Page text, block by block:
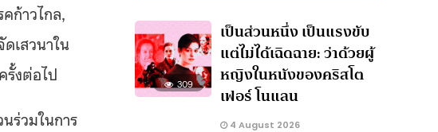
ก้าวไกล,
เสวนาใน
รั้งต่อไป
ร่วมในการ
309
เป็นส่วนหนึ่ง เป็นแรงขับ
แต่ไม่ได้เฉิดฉาย: ว่าด้วยผู้
หญิงในหนังของคริสโต
เฟอร์ โนแลน
4 August 2026